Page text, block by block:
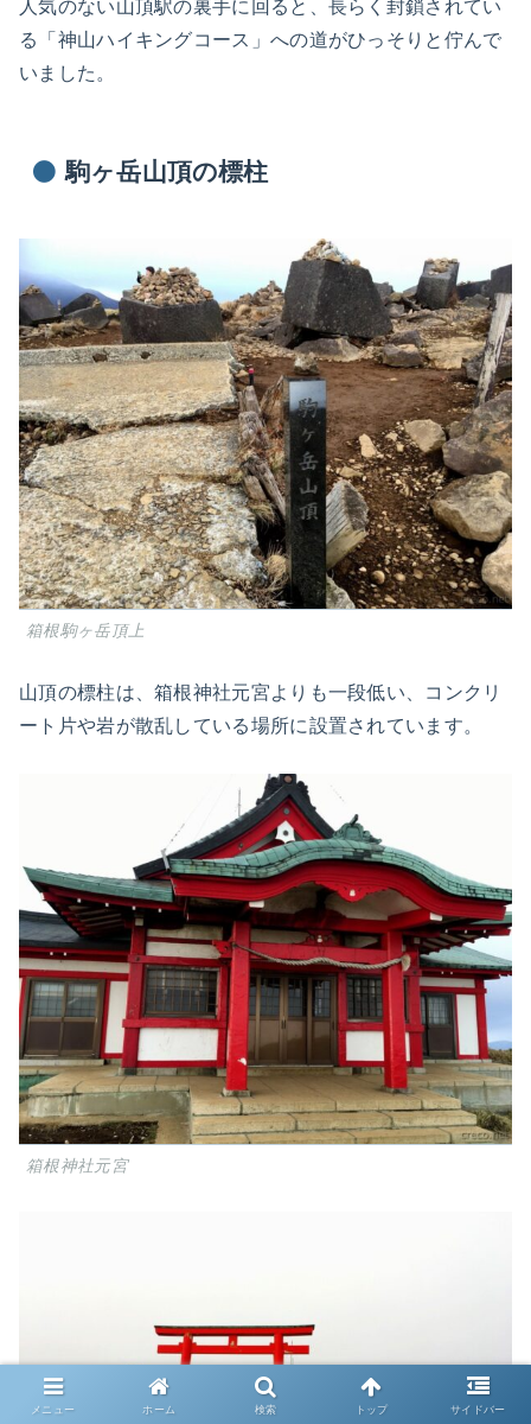
人気のない山頂駅の裏手に回ると、長らく封鎖されてい
る「神山ハイキングコース」への道がひっそりと佇んで
いました。
駒ヶ岳山頂の標柱
箱根駒ヶ岳頂上
山頂の標柱は、箱根神社元宮よりも一段低い、コンクリ
ート片や岩が散乱している場所に設置されています。
箱根神社元宮
メニュー ホーム 検索 トップ サイドバー